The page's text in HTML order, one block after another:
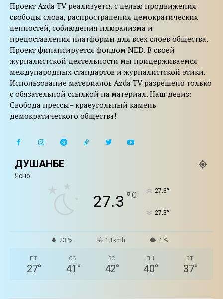
Проект Azda TV реализуется с целью продвижения
свободы слова, распространения демократических
ценностей, соблюдения плюрализма и
предоставления платформы для всех слоев общества.
Проект финансируется фондом NED. В своей
журналистской деятельности мы придерживаемся
международных стандартов и журналистской этики.
Использование материалов Azda TV разрешено только
с обязательной ссылкой на материал. Наш девиз:
Свобода прессы– краеугольный камень
демократического общества!
ДУШАНБЕ
Ясно
27.3 °C 27.3°
27.3°
23 % 1.1kmh 4 %
ПТ
27°
СБ
41 °
ВС
42°
ПН
40°
ВТ
37°